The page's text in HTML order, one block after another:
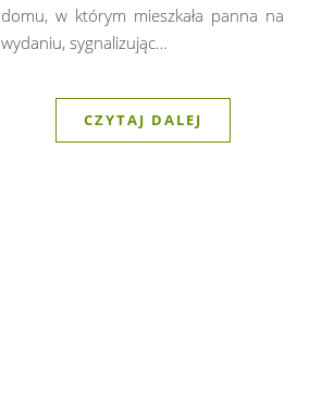
domu, w którym mieszkała panna na
wydaniu, sygnalizując…
CZYTAJ DALEJ